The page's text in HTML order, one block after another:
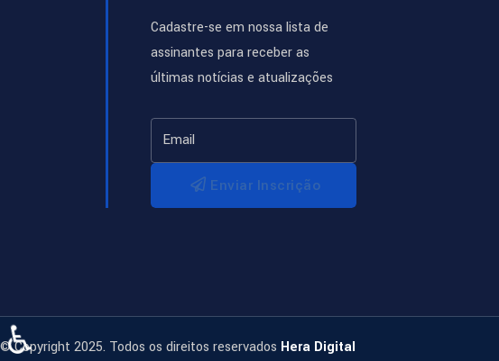
Cadastre-se em nossa lista de
assinantes para receber as
últimas notícias e atualizações
Enviar Inscrição
© Copyright 2025. Todos os direitos reservados Hera Digital